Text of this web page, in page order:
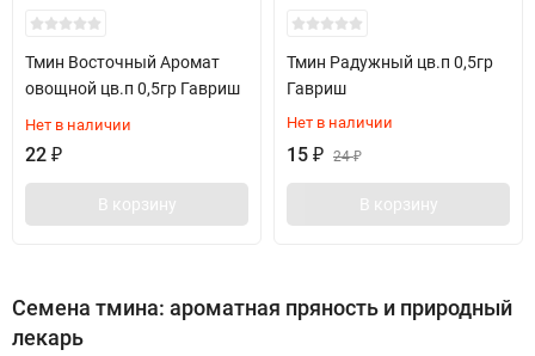
Тмин Восточный Аромат
овощной цв.п 0,5гр Гавриш
Нет в наличии
22 ₽
В корзину
Тмин Радужный цв.п 0,5гр
Гавриш
Нет в наличии
15 ₽ 24₽
В корзину
Семена тмина: ароматная пряность и природный
лекарь